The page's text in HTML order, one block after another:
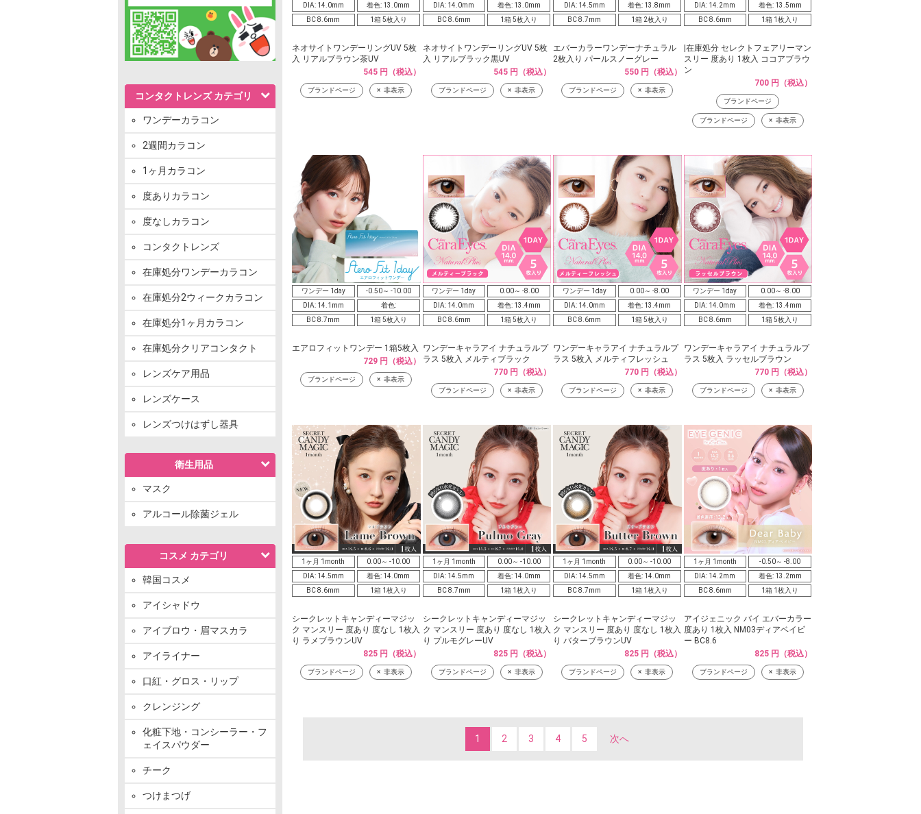
コンタクトレンズ カテゴリ
ワンデーカラコン
2週間カラコン
1ヶ月カラコン
度ありカラコン
度なしカラコン
コンタクトレンズ
在庫処分ワンデーカラコン
在庫処分2ウィークカラコン
在庫処分1ヶ月カラコン
在庫処分クリアコンタクト
レンズケア用品
レンズケース
レンズつけはずし器具
衛生用品
マスク
アルコール除菌ジェル
コスメ カテゴリ
韓国コスメ
アイシャドウ
アイブロウ・眉マスカラ
アイライナー
口紅・グロス・リップ
クレンジング
化粧下地・コンシーラー・フ
ェイスパウダー
チーク
つけまつげ
DIA: 14.0mm
着色: 13.0mm
BC 8.6mm
1箱 5枚入り
ネオサイトワンデーリングUV 5枚
入 リアルブラウン茶UV
545 円（税込）
ブランドページ 非表示
DIA: 14.0mm
着色: 13.0mm
BC 8.6mm
1箱 5枚入り
ネオサイトワンデーリングUV 5枚
入 リアルブラック黒UV
545 円（税込）
ブランドページ 非表示
DIA: 14.5mm
着色: 13.8mm
BC 8.7mm
1箱 2枚入り
エバーカラーワンデーナチュラル
2枚入り パールスノーグレー
550 円（税込）
ブランドページ 非表示
DIA: 14.2mm
着色: 13.5mm
BC 8.6mm
1箱 1枚入り
|在庫処分 セレクトフェアリーマン
スリー 度あり 1枚入 ココアブラウ
ン
700 円（税込）
ブランドページ
ブランドページ 非表示
ワンデー 1day
-0.50～ -10.00
DIA: 14.1mm
着色:
BC 8.7mm
1箱 5枚入り
エアロフィットワンデー 1箱5枚入
729 円（税込）
ブランドページ 非表示
ワンデー 1day
0.00～ -8.00
DIA: 14.0mm
着色: 13.4mm
BC 8.6mm
1箱 5枚入り
ワンデーキャラアイ ナチュラルプ
ラス 5枚入 メルティブラック
770 円（税込）
ブランドページ 非表示
ワンデー 1day
0.00～ -8.00
DIA: 14.0mm
着色: 13.4mm
BC 8.6mm
1箱 5枚入り
ワンデーキャラアイ ナチュラルプ
ラス 5枚入 メルティフレッシュ
770 円（税込）
ブランドページ 非表示
ワンデー 1day
0.00～ -8.00
DIA: 14.0mm
着色: 13.4mm
BC 8.6mm
1箱 5枚入り
ワンデーキャラアイ ナチュラルプ
ラス 5枚入 ラッセルブラウン
770 円（税込）
ブランドページ 非表示
1ヶ月 1month
0.00～ -10.00
DIA: 14.5mm
着色: 14.0mm
BC 8.6mm
1箱 1枚入り
シークレットキャンディーマジッ
ク マンスリー 度あり 度なし 1枚入
り ラメブラウンUV
825 円（税込）
ブランドページ 非表示
1ヶ月 1month
0.00～ -10.00
DIA: 14.5mm
着色: 14.0mm
BC 8.7mm
1箱 1枚入り
シークレットキャンディーマジッ
ク マンスリー 度あり 度なし 1枚入
り プルモグレーUV
825 円（税込）
ブランドページ 非表示
1ヶ月 1month
0.00～ -10.00
DIA: 14.5mm
着色: 14.0mm
BC 8.7mm
1箱 1枚入り
シークレットキャンディーマジッ
ク マンスリー 度あり 度なし 1枚入
り バターブラウンUV
825 円（税込）
ブランドページ 非表示
1ヶ月 1month
-0.50～ -8.00
DIA: 14.2mm
着色: 13.2mm
BC 8.6mm
1箱 1枚入り
アイジェニック バイ エバーカラー
度あり 1枚入 NM03ディアベイビ
ー BC8.6
825 円（税込）
ブランドページ 非表示
1 2 3 4 5 次へ